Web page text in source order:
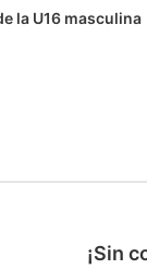
la U16 masculina
¡Sin